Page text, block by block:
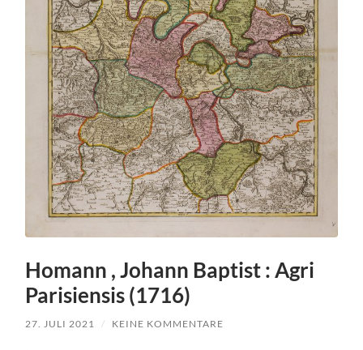
Homann , Johann Baptist : Agri
Parisiensis (1716)
27. JULI 2021 / KEINE KOMMENTARE